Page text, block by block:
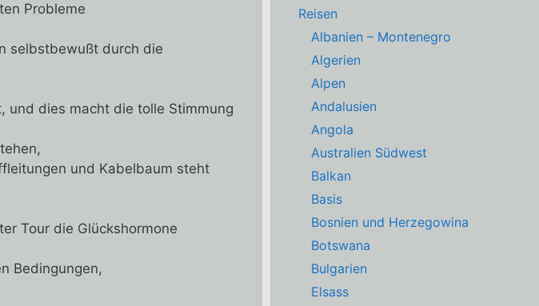
Probleme
selbstbewußt durch die
und dies macht die tolle Stimmung
und Kabelbaum steht
Tour die Glückshormone
Bedingungen,
Reisen
Albanien – Montenegro
Algerien
Alpen
Andalusien
Angola
Australien Südwest
Balkan
Basis
Bosnien und Herzegowina
Botswana
Bulgarien
Elsass